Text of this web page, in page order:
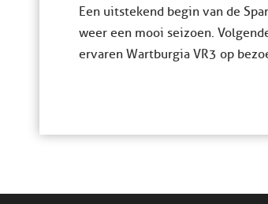
Een uitstekend begin van de
weer een mooi seizoen.
ervaren Wartburgia VR3 op